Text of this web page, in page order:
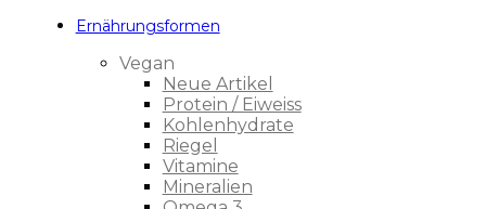
Ernährungsformen
Vegan
Neue Artikel
Protein / Eiweiss
Kohlenhydrate
Riegel
Vitamine
Mineralien